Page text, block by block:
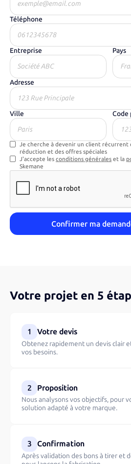
Téléphone
Entreprise Pays
Adresse
Ville Code
Je cherche à devenir un client récurrent
réduction et des offres spéciales
J'accepte lesconditions générales et la
Skemane
Votre projet en 5
1 Votre devis
Obtenez rapidement un devis clair
vos besoins.
2 Proposition
Nous analysons vos objectifs, pour
solution adapté à votre marque.
3 Confirmation
Après validation des bons à tirer et